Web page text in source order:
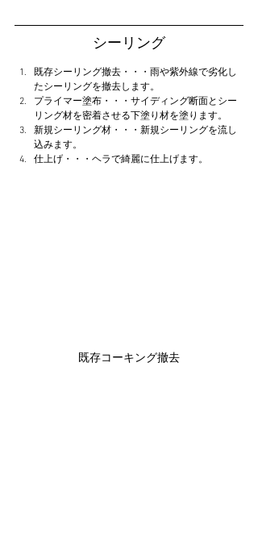
シーリング
既存シーリング撤去・・・雨や紫外線で劣化し
たシーリングを撤去します。
プライマー塗布・・・サイディング断面とシー
リング材を密着させる下塗り材を塗ります。
新規シーリング材・・・新規シーリングを流し
込みます。
仕上げ・・・ヘラで綺麗に仕上げます。
既存コーキング撤去